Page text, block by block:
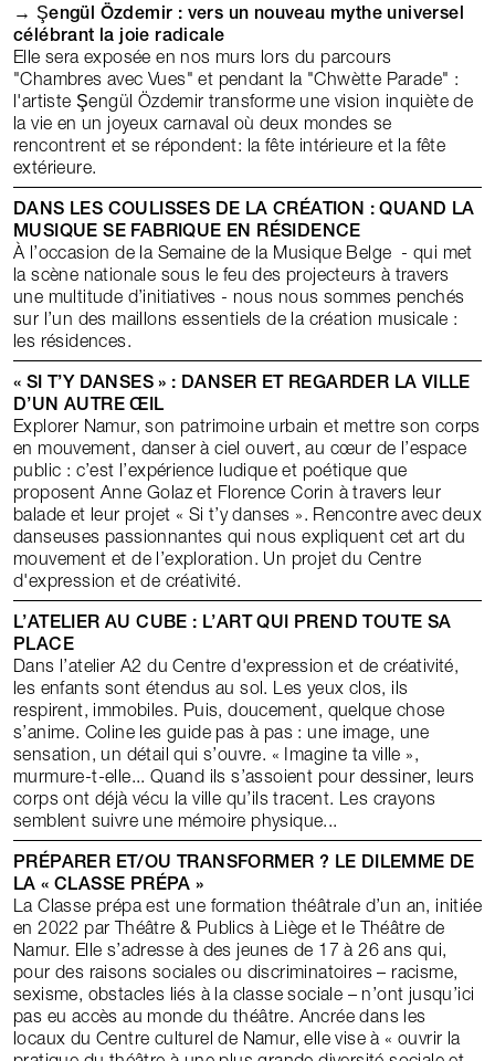
→ Şengül Özdemir : vers un nouveau mythe universel
célébrant la joie radicale
Elle sera exposée en nos murs lors du parcours
"Chambres avec Vues" et pendant la "Chwètte Parade" :
l'artiste Şengül Özdemir transforme une vision inquiète de
la vie en un joyeux carnaval où deux mondes se
rencontrent et se répondent: la fête intérieure et la fête
extérieure.
DANS LES COULISSES DE LA CRÉATION : QUAND LA
MUSIQUE SE FABRIQUE EN RÉSIDENCE
À l’occasion de la Semaine de la Musique Belge - qui met
la scène nationale sous le feu des projecteurs à travers
une multitude d’initiatives - nous nous sommes penchés
sur l’un des maillons essentiels de la création musicale :
les résidences.
« SI T’Y DANSES » : DANSER ET REGARDER LA VILLE
D’UN AUTRE ŒIL
Explorer Namur, son patrimoine urbain et mettre son corps
en mouvement, danser à ciel ouvert, au cœur de l’espace
public : c’est l’expérience ludique et poétique que
proposent Anne Golaz et Florence Corin à travers leur
balade et leur projet « Si t’y danses ». Rencontre avec deux
danseuses passionnantes qui nous expliquent cet art du
mouvement et de l’exploration. Un projet du Centre
d'expression et de créativité.
L’ATELIER AU CUBE : L’ART QUI PREND TOUTE SA
PLACE
Dans l’atelier A2 du Centre d'expression et de créativité,
les enfants sont étendus au sol. Les yeux clos, ils
respirent, immobiles. Puis, doucement, quelque chose
s’anime. Coline les guide pas à pas : une image, une
sensation, un détail qui s’ouvre. « Imagine ta ville »,
murmure-t-elle... Quand ils s’assoient pour dessiner, leurs
corps ont déjà vécu la ville qu’ils tracent. Les crayons
semblent suivre une mémoire physique...
PRÉPARER ET/OU TRANSFORMER ? LE DILEMME DE
LA « CLASSE PRÉPA »
La Classe prépa est une formation théâtrale d’un an, initiée
en 2022 par Théâtre & Publics à Liège et le Théâtre de
Namur. Elle s’adresse à des jeunes de 17 à 26 ans qui,
pour des raisons sociales ou discriminatoires – racisme,
sexisme, obstacles liés à la classe sociale – n’ont jusqu’ici
pas eu accès au monde du théâtre. Ancrée dans les
locaux du Centre culturel de Namur, elle vise à « ouvrir la